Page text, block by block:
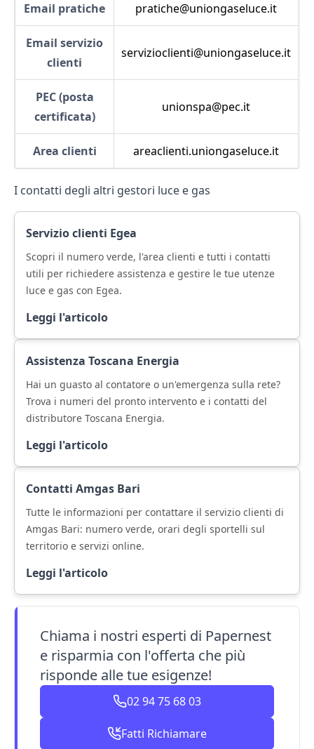
Email pratiche pratiche@uniongaseluce.it
Email servizio
clienti
servizioclienti@uniongaseluce.it
PEC (posta
certificata)
unionspa@pec.it
Area clienti areaclienti.uniongaseluce.it
I contatti degli altri gestori luce e gas
Servizio clienti Egea
Scopri il numero verde, l'area clienti e tutti i contatti
utili per richiedere assistenza e gestire le tue utenze
luce e gas con Egea.
Leggi l'articolo
Assistenza Toscana Energia
Hai un guasto al contatore o un'emergenza sulla rete?
Trova i numeri del pronto intervento e i contatti del
distributore Toscana Energia.
Leggi l'articolo
Contatti Amgas Bari
Tutte le informazioni per contattare il servizio clienti di
Amgas Bari: numero verde, orari degli sportelli sul
territorio e servizi online.
Leggi l'articolo
Chiama i nostri esperti di Papernest
e risparmia con l'offerta che più
risponde alle tue esigenze!
02 94 75 68 03
Fatti Richiamare